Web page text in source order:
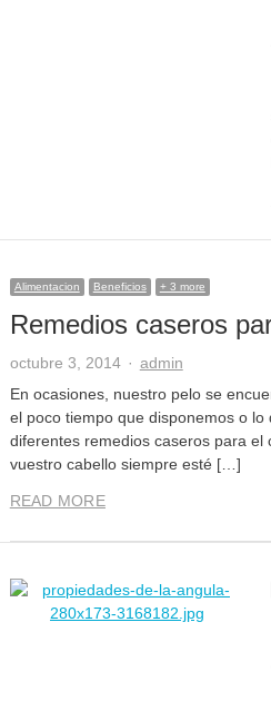
Alimentacion Beneficios + 3 more
Remedios caseros
octubre 3, 2014 Author
admin
En ocasiones, nuestro pelo se
el poco tiempo que disponemos o
diferentes remedios caseros para
vuestro cabello siempre esté […]
READ MORE